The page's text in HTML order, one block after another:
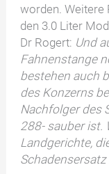
worden. Weitere
den 3.0 Liter
Dr Rogert: Und
Fahnenstange
bestehen auch
des Konzerns
Nachfolger des
288- sauber ist.
Landgerichte,